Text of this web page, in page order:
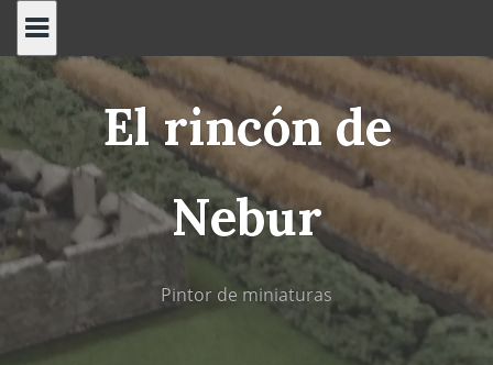
contenido
El rincón de
Nebur
Pintor de miniaturas